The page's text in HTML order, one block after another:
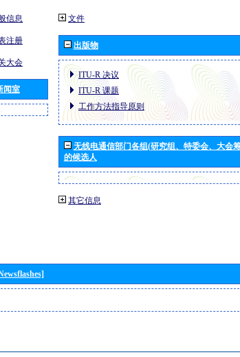
信息
注册
大会
闻室
文件
出版物
ITU-R 决议
ITU-R 课题
工作方法指导原则
无线电通信部门各组(研究组、特委会、大会
的候选人
其它信息